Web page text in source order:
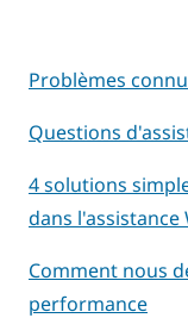
Problèmes
Questions
4 solutions
dans l'assistance
Comment nous
performance